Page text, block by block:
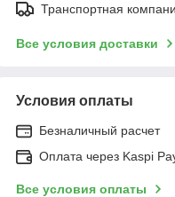
Транспортная
Все условия доставки
Условия оплаты
Безналичный расчет
Оплата через Kaspi
Все условия оплаты